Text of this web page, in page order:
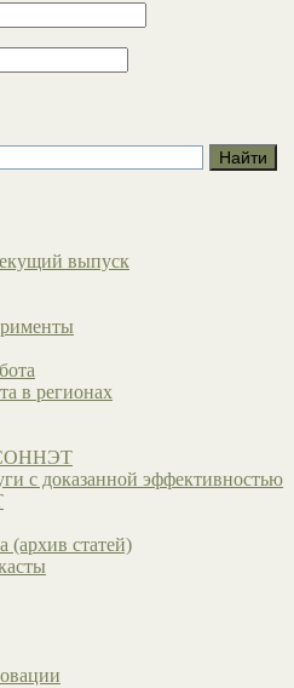
выпуск
в регионах
СОННЭТ
с доказанной эффективностью
(архив статей)